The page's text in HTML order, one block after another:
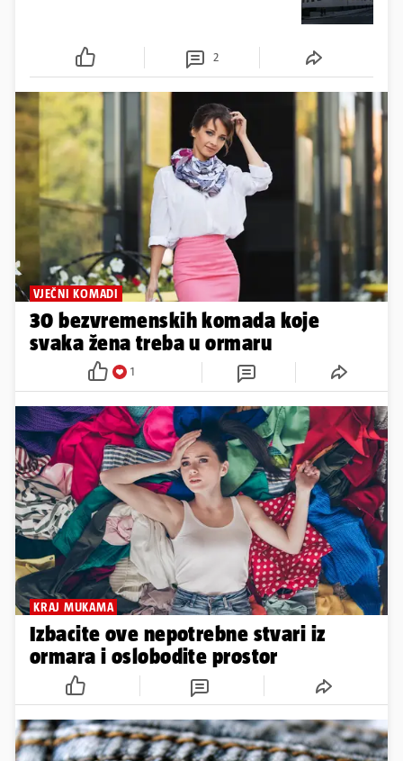
2
VJEČNI KOMADI
30 bezvremenskih komada koje
svaka žena treba u ormaru
1
KRAJ MUKAMA
Izbacite ove nepotrebne stvari iz
ormara i oslobodite prostor